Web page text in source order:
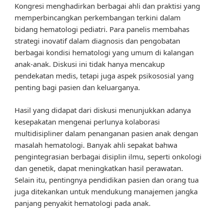
Kongresi menghadirkan berbagai ahli dan praktisi yang
memperbincangkan perkembangan terkini dalam
bidang hematologi pediatri. Para panelis membahas
strategi inovatif dalam diagnosis dan pengobatan
berbagai kondisi hematologi yang umum di kalangan
anak-anak. Diskusi ini tidak hanya mencakup
pendekatan medis, tetapi juga aspek psikososial yang
penting bagi pasien dan keluarganya.
Hasil yang didapat dari diskusi menunjukkan adanya
kesepakatan mengenai perlunya kolaborasi
multidisipliner dalam penanganan pasien anak dengan
masalah hematologi. Banyak ahli sepakat bahwa
pengintegrasian berbagai disiplin ilmu, seperti onkologi
dan genetik, dapat meningkatkan hasil perawatan.
Selain itu, pentingnya pendidikan pasien dan orang tua
juga ditekankan untuk mendukung manajemen jangka
panjang penyakit hematologi pada anak.